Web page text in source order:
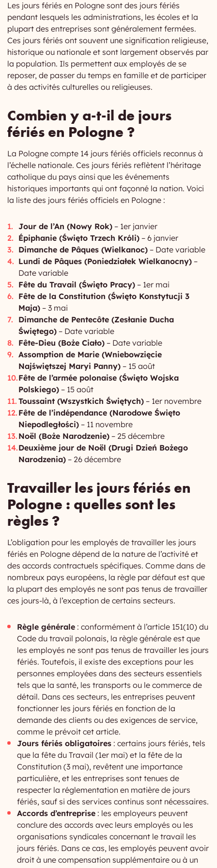
Les jours fériés en Pologne sont des jours fériés
pendant lesquels les administrations, les écoles et la
plupart des entreprises sont généralement fermées.
Ces jours fériés ont souvent une signification religieuse,
historique ou nationale et sont largement observés par
la population. Ils permettent aux employés de se
reposer, de passer du temps en famille et de participer
à des activités culturelles ou religieuses.
Combien y a-t-il de jours
fériés en Pologne ?
La Pologne compte 14 jours fériés officiels reconnus à
l’échelle nationale. Ces jours fériés reflètent l’héritage
catholique du pays ainsi que les événements
historiques importants qui ont façonné la nation. Voici
la liste des jours fériés officiels en Pologne :
Jour de l’An (Nowy Rok) – 1er janvier
Épiphanie (Święto Trzech Króli) – 6 janvier
Dimanche de Pâques (Wielkanoc) – Date variable
Lundi de Pâques (Poniedziałek Wielkanocny) –
Date variable
Fête du Travail (Święto Pracy) – 1er mai
Fête de la Constitution (Święto Konstytucji 3
Maja) – 3 mai
Dimanche de Pentecôte (Zesłanie Ducha
Świętego) – Date variable
Fête-Dieu (Boże Ciało) – Date variable
Assomption de Marie (Wniebowzięcie
Najświętszej Maryi Panny) – 15 août
Fête de l’armée polonaise (Święto Wojska
Polskiego) – 15 août
Toussaint (Wszystkich Świętych) – 1er novembre
Fête de l’indépendance (Narodowe Święto
Niepodległości) – 11 novembre
Noël (Boże Narodzenie) – 25 décembre
Deuxième jour de Noël (Drugi Dzień Bożego
Narodzenia) – 26 décembre
Travailler les jours fériés en
Pologne : quelles sont les
règles ?
L’obligation pour les employés de travailler les jours
fériés en Pologne dépend de la nature de l’activité et
des accords contractuels spécifiques. Comme dans de
nombreux pays européens, la règle par défaut est que
la plupart des employés ne sont pas tenus de travailler
ces jours-là, à l’exception de certains secteurs.
Règle générale : conformément à l’article 151(10) du
Code du travail polonais, la règle générale est que
les employés ne sont pas tenus de travailler les jours
fériés. Toutefois, il existe des exceptions pour les
personnes employées dans des secteurs essentiels
tels que la santé, les transports ou le commerce de
détail. Dans ces secteurs, les entreprises peuvent
fonctionner les jours fériés en fonction de la
demande des clients ou des exigences de service,
comme le prévoit cet article.
Jours fériés obligatoires : certains jours fériés, tels
que la fête du Travail (1er mai) et la fête de la
Constitution (3 mai), revêtent une importance
particulière, et les entreprises sont tenues de
respecter la réglementation en matière de jours
fériés, sauf si des services continus sont nécessaires.
Accords d’entreprise : les employeurs peuvent
conclure des accords avec leurs employés ou les
organisations syndicales concernant le travail les
jours fériés. Dans ce cas, les employés peuvent avoir
droit à une compensation supplémentaire ou à un